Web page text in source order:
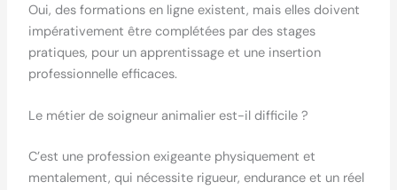
Oui, des formations en ligne existent, mais elles doivent
impérativement être complétées par des stages
pratiques, pour un apprentissage et une insertion
professionnelle efficaces.
Le métier de soigneur animalier est-il difficile ?
C’est une profession exigeante physiquement et
mentalement, qui nécessite rigueur, endurance et un réel